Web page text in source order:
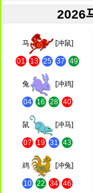
2026
马 [冲鼠]
01 13 25 37 49
兔 [冲鸡]
04 16 28 40
鼠 [冲马]
07 19 31 43
鸡 [冲兔]
10 22 34 46